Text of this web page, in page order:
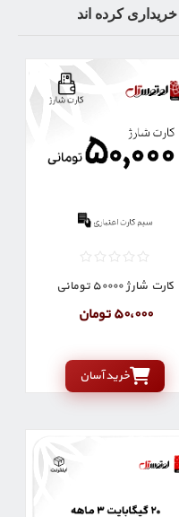
کرده اند
کارت شارژ 50000 تومانی
50٬000 تومان
خرید آسان